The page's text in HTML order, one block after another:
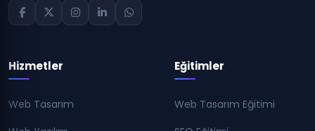
Hizmetler
Web Tasarım
Eğitimler
Web Tasarım Eğitimi